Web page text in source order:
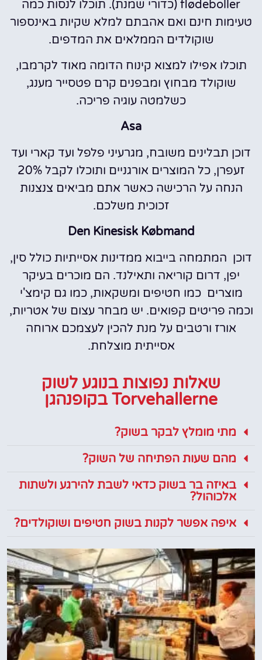
flødeboller (כדורי שמנת). תוכלו לנסות כמה
טעימות חינם ואם אהבתם למלא שקיות באינספור
שוקולדים הממלאים את המדפים.
תוכלו אפילו למצוא קינוח הדומה מאוד לקרמבו,
שוקולד מבחוץ ומבפנים קרם פטסייר מענג,
כשלמטה עוגיה פריכה.
Asa
דוכן תבלינים משובח, מגרעיני פלפל ועד קארי ועד
זעפרן, כל המוצרים אורגניים ותוכלו לקבל 20%
הנחה על הרכישה כאשר אתם מביאים צנצנות
זכוכית משלכם.
Den Kinesisk Købmand
דוכן המתמחה בייבוא ​​ממדינות אסייתיות כולל סין,
יפן, דרום קוריאה ותאילנד. הם מוכרים בעיקר
מוצרים כמו חטיפים ומשקאות, כמו גם קימצ'י
וכמה פריטים קפואים. יש מבחר עצום של אטריות,
אורז ורטבים על מנת להכין לעצמכם ארוחה
אסייתית מוצלחת.
שאלות נפוצות בנוגע לשוק
Torvehallerne בקופנהגן
מתי מומלץ לבקר בשוק?
מהם שעות הפתיחה של השוק?
באיזה בר בשוק כדאי לשבת להירגע ולשתות
אלכוהול?
איפה אפשר לקנות בשוק חטיפים ושוקולדים?